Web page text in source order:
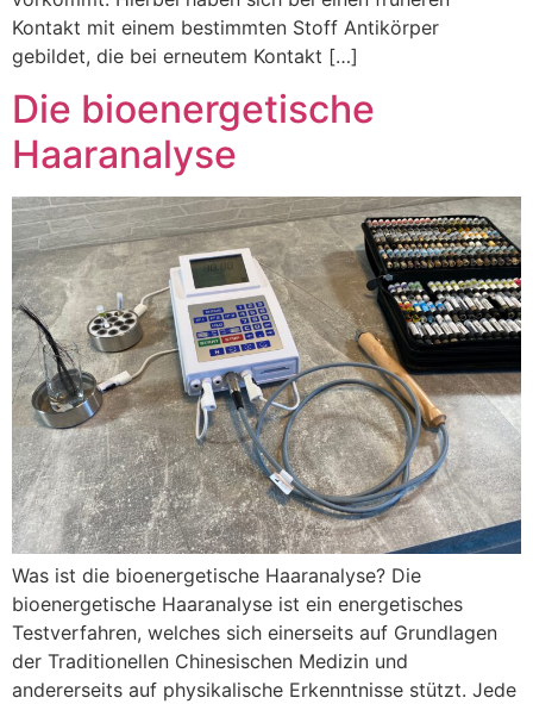
Kontakt mit einem bestimmten Stoff Antikörper
gebildet, die bei erneutem Kontakt […]
Die bioenergetische
Haaranalyse
Was ist die bioenergetische Haaranalyse? Die
bioenergetische Haaranalyse ist ein energetisches
Testverfahren, welches sich einerseits auf Grundlagen
der Traditionellen Chinesischen Medizin und
andererseits auf physikalische Erkenntnisse stützt. Jede